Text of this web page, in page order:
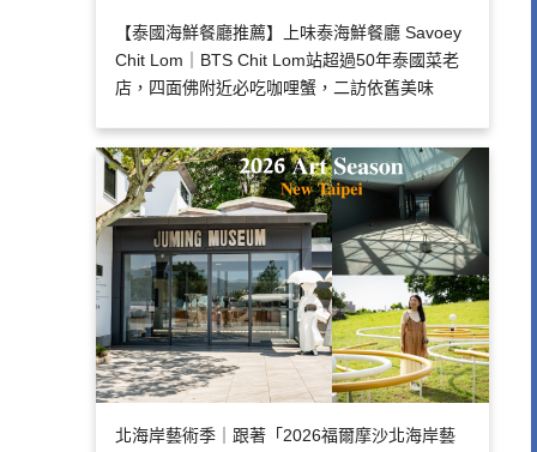
【泰國海鮮餐廳推薦】上味泰海鮮餐廳 Savoey
Chit Lom｜BTS Chit Lom站超過50年泰國菜老
店，四面佛附近必吃咖哩蟹，二訪依舊美味
北海岸藝術季｜跟著「2026福爾摩沙北海岸藝